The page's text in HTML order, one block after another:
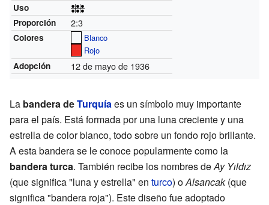
Uso
Proporción
2:3
Colores
Blanco
Rojo
Adopción
12 de mayo de 1936
La bandera deTurquíaes un símbolo muy importante
para el país. Está formada por una luna creciente y una
estrella de color blanco, todo sobre un fondo rojo brillante.
A esta bandera se le conoce popularmente como la
bandera turca. También recibe los nombres deAy Yıldız
(que significa "luna y estrella" en turco) oAlsancak(que
significa "bandera roja"). Este diseño fue adoptado